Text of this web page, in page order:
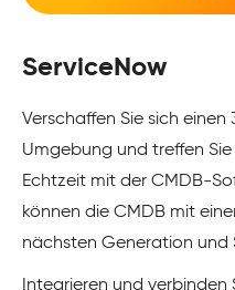
ServiceNow
Verschaffen Sie sich
Umgebung und treffen
Echtzeit mit der CMDB-
können die CMDB mit
nächsten Generation und
Integrieren und